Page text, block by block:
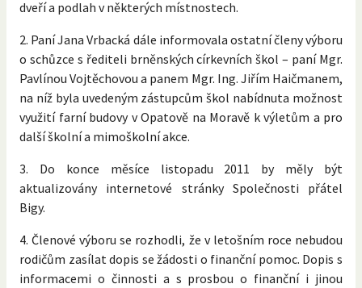
dveří a podlah v některých místnostech.
2. Paní Jana Vrbacká dále informovala ostatní členy výboru
o schůzce s řediteli brněnských církevních škol – paní Mgr.
Pavlínou Vojtěchovou a panem Mgr. Ing. Jiřím Haičmanem,
na níž byla uvedeným zástupcům škol nabídnuta možnost
využití farní budovy v Opatově na Moravě k výletům a pro
další školní a mimoškolní akce.
3. Do konce měsíce listopadu 2011 by měly být
aktualizovány internetové stránky Společnosti přátel
Bigy.
4. Členové výboru se rozhodli, že v letošním roce nebudou
rodičům zasílat dopis se žádosti o finanční pomoc. Dopis s
informacemi o činnosti a s prosbou o finanční i jinou